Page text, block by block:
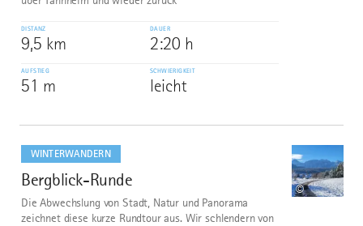
DISTANZ
9,5 km
DAUER
2:20 h
AUFSTIEG
51 m
SCHWIERIGKEIT
leicht
WINTERWANDERN
9
Bergblick-Runde
©
Die Abwechslung von Stadt, Natur und Panorama
zeichnet diese kurze Rundtour aus. Wir schlendern von
dazu